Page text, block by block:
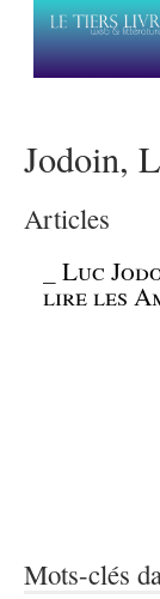
Jodoin,
Articles
_Luc
lire les
Mots-clés